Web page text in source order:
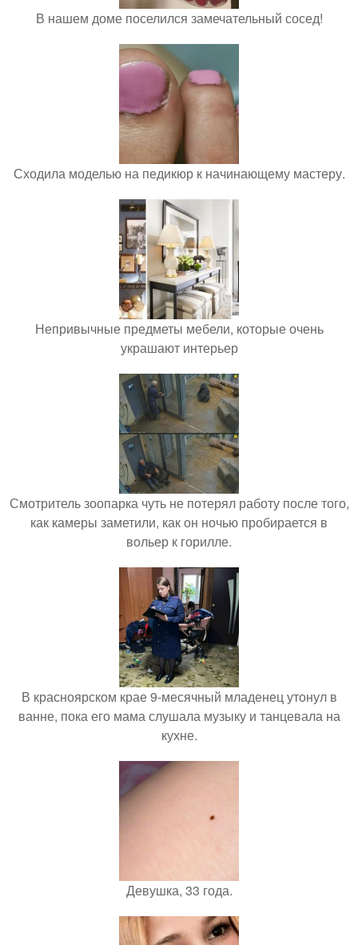
В нашем доме поселился замечательный сосед!
Сходила моделью на педикюр к начинающему мастеру.
Непривычные предметы мебели, которые очень
украшают интерьер
Смотритель зоопарка чуть не потерял работу после того,
как камеры заметили, как он ночью пробирается в
вольер к горилле.
В красноярском крае 9-месячный младенец утонул в
ванне, пока его мама слушала музыку и танцевала на
кухне.
Девушка, 33 года.